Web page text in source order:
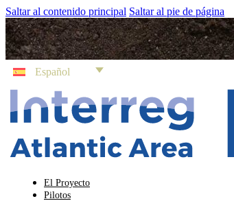
Saltar al contenido principal Saltar al pie de página
Español
El Proyecto
Pilotos